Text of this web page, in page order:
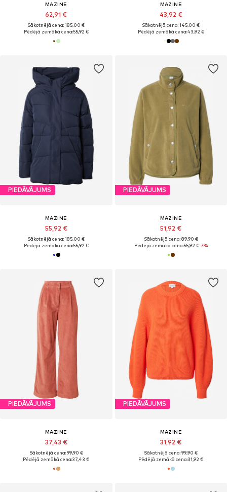
MAZINE
62,91 €
Sākotnējā cena: 185,00 €
Pēdējā zemākā cena:55,92 €
MAZINE
43,92 €
Sākotnējā cena: 145,00 €
Pēdējā zemākā cena:43,92 €
PIEDĀVĀJUMS
MAZINE
55,92 €
Sākotnējā cena: 185,00 €
Pēdējā zemākā cena:55,92 €
PIEDĀVĀJUMS
MAZINE
51,92 €
Sākotnējā cena: 89,90 €
Pēdējā zemākā cena:55,92 €-7%
PIEDĀVĀJUMS
MAZINE
37,43 €
Sākotnējā cena: 99,90 €
Pēdējā zemākā cena:37,43 €
PIEDĀVĀJUMS
MAZINE
31,92 €
Sākotnējā cena: 99,90 €
Pēdējā zemākā cena:31,92 €